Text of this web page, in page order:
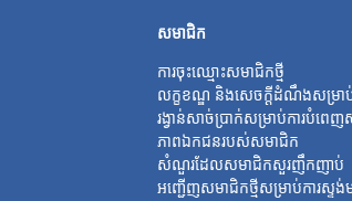
សមាជិក
ការចុះឈ្មោះសមាជិកថ្មី
លក្ខខណ្ឌ និងសេចក្តីដំណឹងសម្រ
រង្វាន់សាច់ប្រាក់សម្រាប់ការបំព
ភាពឯកជនរបស់សមាជិក
សំណួរដែលសមាជិកសួរញឹកញាប់
អញ្ជើញសមាជិកថ្មីសម្រាប់ការស្ទង់